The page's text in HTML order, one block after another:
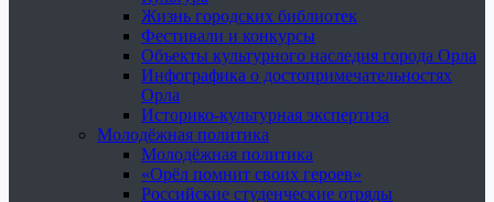
Жизнь городских библиотек
Фестивали и конкурсы
Объекты культурного наследия города Орла
Инфографика о достопримечательностях
Орла
Историко-культурная экспертиза
Молодёжная политика
Молодёжная политика
«Орёл помнит своих героев»
Российские студенческие отряды